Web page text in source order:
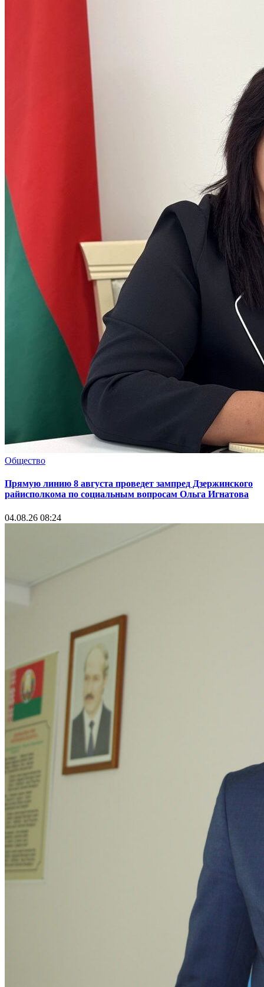
Общество
Прямую линию 8 августа проведет зампред Дзержинского
райисполкома по социальным вопросам Ольга Игнатова
04.08.26 08:24